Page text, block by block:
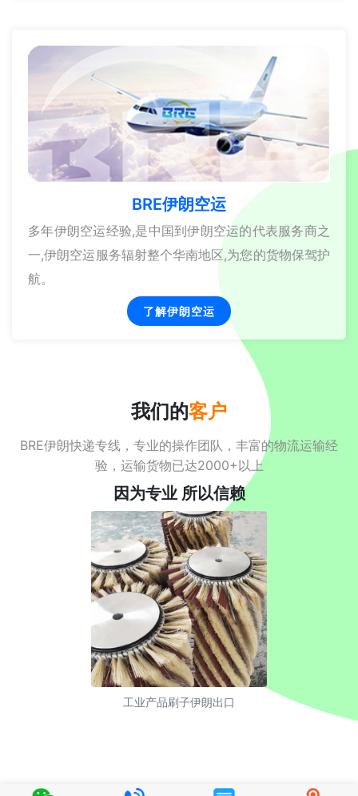
BRE伊朗空运
多年伊朗空运经验,是中国到伊朗空运的代表服务商之
一,伊朗空运服务辐射整个华南地区,为您的货物保驾护
航。
了解伊朗空运
我们的客户
BRE伊朗快递专线，专业的操作团队，丰富的物流运输经
验，运输货物已达2000+以上
因为专业 所以信赖
工业产品刷子伊朗出口